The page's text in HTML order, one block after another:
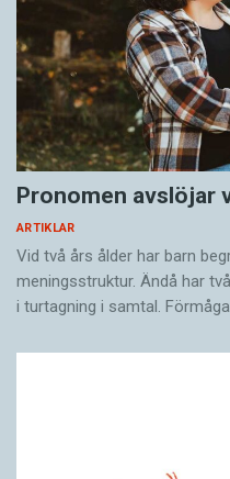
Pronomen avslöjar
ARTIKLAR
Vid två års ålder har barn
meningsstruktur. Ändå har
i turtagning i samtal.